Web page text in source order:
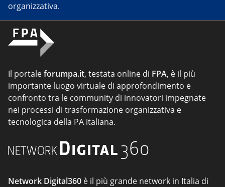
organizzativa.
Il portaleforumpa.it, testata online di FPA, è il più
importante luogo virtuale di approfondimento e
confronto tra le community di innovatori impegnate
nei processi di trasformazione organizzativa e
tecnologica della PA italiana.
Network Digital360 è il più grande network in Italia di